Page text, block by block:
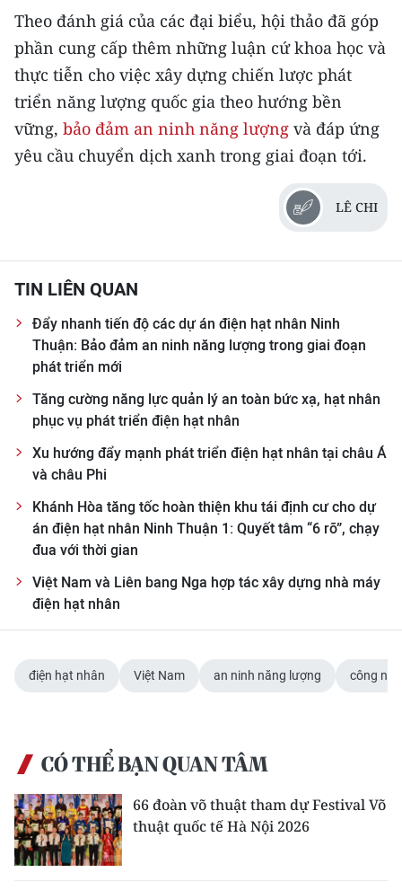
Theo đánh giá của các đại biểu, hội thảo đã góp
phần cung cấp thêm những luận cứ khoa học và
thực tiễn cho việc xây dựng chiến lược phát
triển năng lượng quốc gia theo hướng bền
vững, bảo đảm an ninh năng lượng và đáp ứng
yêu cầu chuyển dịch xanh trong giai đoạn tới.
LÊ CHI
TIN LIÊN QUAN
Đẩy nhanh tiến độ các dự án điện hạt nhân Ninh
Thuận: Bảo đảm an ninh năng lượng trong giai đoạn
phát triển mới
Tăng cường năng lực quản lý an toàn bức xạ, hạt nhân
phục vụ phát triển điện hạt nhân
Xu hướng đẩy mạnh phát triển điện hạt nhân tại châu Á
và châu Phi
Khánh Hòa tăng tốc hoàn thiện khu tái định cư cho dự
án điện hạt nhân Ninh Thuận 1: Quyết tâm “6 rõ”, chạy
đua với thời gian
Việt Nam và Liên bang Nga hợp tác xây dựng nhà máy
điện hạt nhân
điện hạt nhân Việt Nam an ninh năng lượng công
CÓ THỂ BẠN QUAN TÂM
66 đoàn võ thuật tham dự Festival Võ
thuật quốc tế Hà Nội 2026